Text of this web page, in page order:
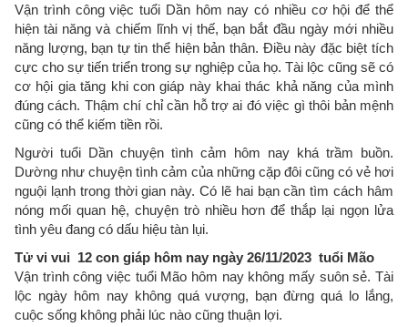
Vận trình công việc tuổi Dần hôm nay có nhiều cơ hội để thể
hiện tài năng và chiếm lĩnh vị thế, bạn bắt đầu ngày mới nhiều
năng lượng, bạn tự tin thể hiện bản thân. Điều này đặc biệt tích
cực cho sự tiến triển trong sự nghiệp của họ. Tài lộc cũng sẽ có
cơ hội gia tăng khi con giáp này khai thác khả năng của mình
đúng cách. Thậm chí chỉ cần hỗ trợ ai đó việc gì thôi bản mệnh
cũng có thể kiếm tiền rồi.
Người tuổi Dần chuyện tình cảm hôm nay khá trầm buồn.
Dường như chuyện tình cảm của những cặp đôi cũng có vẻ hơi
nguội lạnh trong thời gian này. Có lẽ hai bạn cần tìm cách hâm
nóng mối quan hệ, chuyện trò nhiều hơn để thắp lại ngọn lửa
tình yêu đang có dấu hiệu tàn lụi.
Tử vi vui 12 con giáp hôm nay ngày 26/11/2023 tuổi Mão
Vận trình công việc tuổi Mão hôm nay không mấy suôn sẻ. Tài
lộc ngày hôm nay không quá vượng, bạn đừng quá lo lắng,
cuộc sống không phải lúc nào cũng thuận lợi.